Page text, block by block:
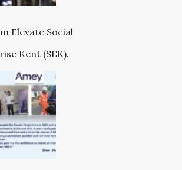
Elevate Social
Kent (SEK).